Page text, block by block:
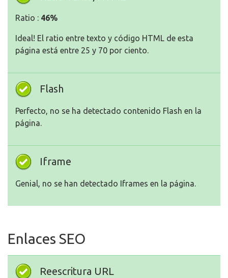
Ratio : 46%
Ideal! El ratio entre texto y código HTML de esta
página está entre 25 y 70 por ciento.
Flash
Perfecto, no se ha detectado contenido Flash en la
página.
Iframe
Genial, no se han detectado Iframes en la página.
Enlaces SEO
Reescritura URL